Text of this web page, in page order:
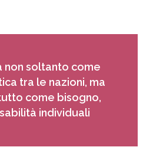
non soltanto come
tra le nazioni, ma
come bisogno,
individuali